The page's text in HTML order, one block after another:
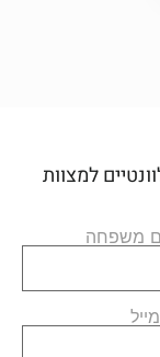
למצוות
משפחה